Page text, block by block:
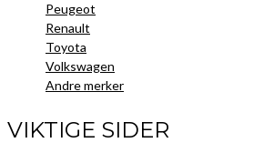
Peugeot
Renault
Toyota
Volkswagen
Andre merker
VIKTIGE SIDER